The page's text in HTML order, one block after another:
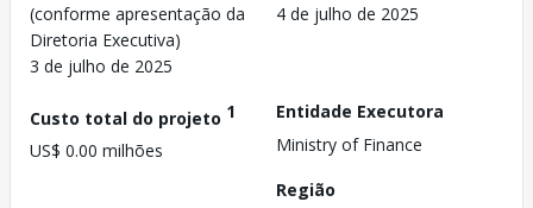
(conforme apresentação da
Diretoria Executiva)
3 de julho de 2025
4 de julho de 2025
Custo total do projeto 1
US$ 0.00 milhões
Entidade Executora
Ministry of Finance
Região